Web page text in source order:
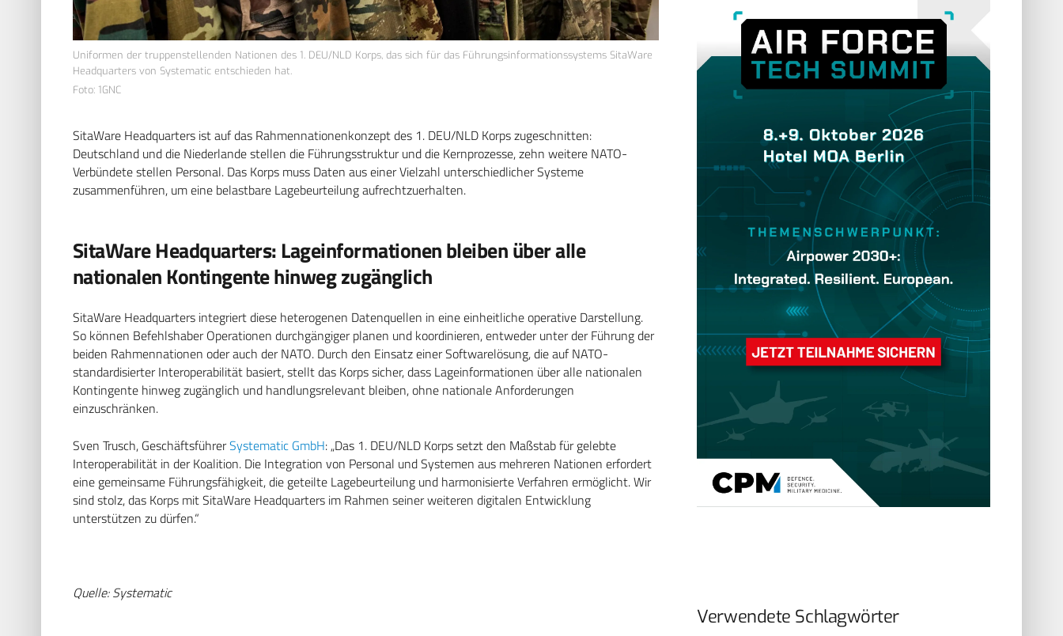
Uniformen der truppenstellenden Nationen des 1. DEU/NLD Korps, das sich für das Führungsinformationssystems SitaWare
Headquarters von Systematic entschieden hat.
Foto: 1GNC
SitaWare Headquarters ist auf das Rahmennationenkonzept des 1. DEU/NLD Korps zugeschnitten:
Deutschland und die Niederlande stellen die Führungsstruktur und die Kernprozesse, zehn weitere NATO-
Verbündete stellen Personal. Das Korps muss Daten aus einer Vielzahl unterschiedlicher Systeme
zusammenführen, um eine belastbare Lagebeurteilung aufrechtzuerhalten.
SitaWare Headquarters: Lageinformationen bleiben über alle
nationalen Kontingente hinweg zugänglich
SitaWare Headquarters integriert diese heterogenen Datenquellen in eine einheitliche operative Darstellung.
So können Befehlshaber Operationen durchgängiger planen und koordinieren, entweder unter der Führung der
beiden Rahmennationen oder auch der NATO. Durch den Einsatz einer Softwarelösung, die auf NATO-
standardisierter Interoperabilität basiert, stellt das Korps sicher, dass Lageinformationen über alle nationalen
Kontingente hinweg zugänglich und handlungsrelevant bleiben, ohne nationale Anforderungen
einzuschränken.
Sven Trusch, GeschäftsführerSystematic GmbH: „Das 1. DEU/NLD Korps setzt den Maßstab für gelebte
Interoperabilität in der Koalition. Die Integration von Personal und Systemen aus mehreren Nationen erfordert
eine gemeinsame Führungsfähigkeit, die geteilte Lagebeurteilung und harmonisierte Verfahren ermöglicht. Wir
sind stolz, das Korps mit SitaWare Headquarters im Rahmen seiner weiteren digitalen Entwicklung
unterstützen zu dürfen.“
Quelle: Systematic
Verwendete Schlagwörter